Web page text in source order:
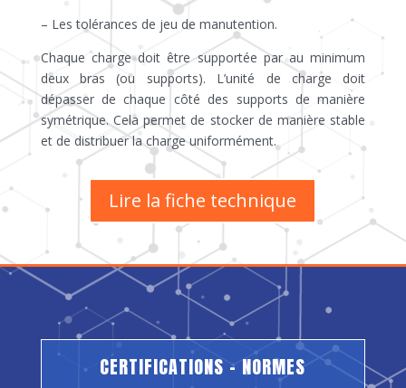
– Les tolérances de jeu de manutention.
Chaque charge doit être supportée par au minimum
deux bras (ou supports). L’unité de charge doit
dépasser de chaque côté des supports de manière
symétrique. Cela permet de stocker de manière stable
et de distribuer la charge uniformément.
Lire la fiche technique
CERTIFICATIONS – NORMES